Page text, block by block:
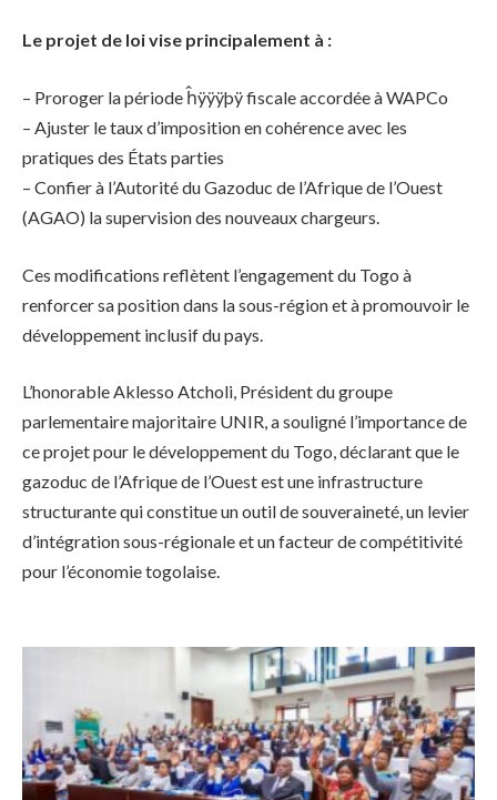
Le projet de loi vise principalement à :
– Proroger la période ĥÿÿÿþÿ fiscale accordée à WAPCo
– Ajuster le taux d’imposition en cohérence avec les
pratiques des États parties
– Confier à l’Autorité du Gazoduc de l’Afrique de l’Ouest
(AGAO) la supervision des nouveaux chargeurs.
Ces modifications reflètent l’engagement du Togo à
renforcer sa position dans la sous-région et à promouvoir le
développement inclusif du pays.
L’honorable Aklesso Atcholi, Président du groupe
parlementaire majoritaire UNIR, a souligné l’importance de
ce projet pour le développement du Togo, déclarant que le
gazoduc de l’Afrique de l’Ouest est une infrastructure
structurante qui constitue un outil de souveraineté, un levier
d’intégration sous-régionale et un facteur de compétitivité
pour l’économie togolaise.